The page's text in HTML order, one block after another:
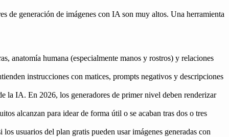
de generación de imágenes con IA son muy altos. Una herramienta
anatomía humana (especialmente manos y rostros) y relaciones
instrucciones con matices, prompts negativos y descripciones
la IA. En 2026, los generadores de primer nivel deben renderizar
alcanzan para idear de forma útil o se acaban tras dos o tres
usuarios del plan gratis pueden usar imágenes generadas con